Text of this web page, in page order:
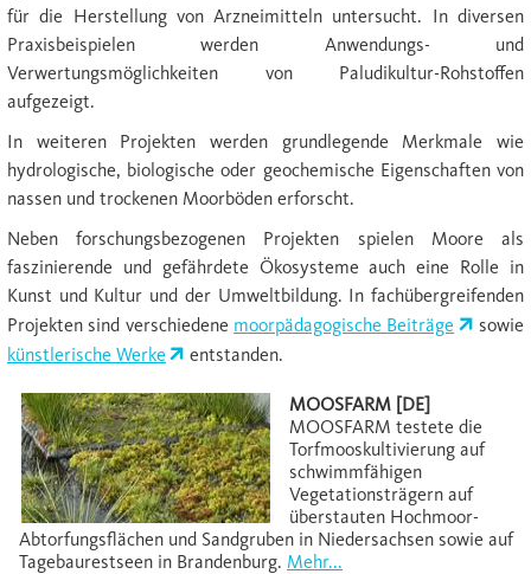
für die Herstellung von Arzneimitteln untersucht. In diversen
Praxisbeispielen werden Anwendungs- und
Verwertungsmöglichkeiten von Paludikultur-Rohstoffen
aufgezeigt.
In weiteren Projekten werden grundlegende Merkmale wie
hydrologische, biologische oder geochemische Eigenschaften von
nassen und trockenen Moorböden erforscht.
Neben forschungsbezogenen Projekten spielen Moore als
faszinierende und gefährdete Ökosysteme auch eine Rolle in
Kunst und Kultur und der Umweltbildung. In fachübergreifenden
Projekten sind verschiedene moorpädagogische Beiträge
sowie
künstlerische Werke
entstanden.
MOOSFARM [DE]
MOOSFARM testete die
Torfmooskultivierung auf
schwimmfähigen
Vegetationsträgern auf
überstauten Hochmoor-
Abtorfungsflächen und Sandgruben in Niedersachsen sowie auf
Tagebaurestseen in Brandenburg. Mehr...